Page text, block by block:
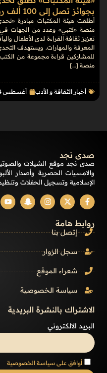
بجوائز تصل إلى 100 ألف ريال
منصة «كتبي» وعدد من الجهات
تعزيز ثقافة القراءة لدى الأطفال
للمشاركين قراءة مجموعة من
منصة […]
أخبار الثقافة و الأدب أغسطس 4, 2026
صدى نجد
صدى نجد موقع الشيلات
والامسيات الحصرية وأصدار
الإسلامية وتسجيل الحفلات
روابط هامة
إتصل بنا
سجل الزوار
شعراء الموقع
سياسة الخصوصية
الاشتراك بالنشرة البريدية
البريد الالكتروني
أوافق على سياسة الخصوصية